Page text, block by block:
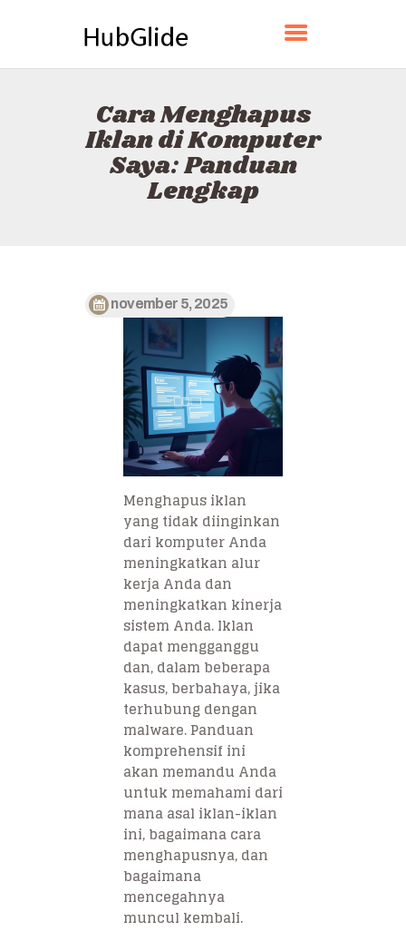
Cara Menghapus
Iklan di Komputer
Saya: Panduan
Lengkap
HUBGLIDE
BERANDA
TENTANG
KONTAK
KEBIJAKAN
november 5, 2025
Menghapus iklan
yang tidak diinginkan
dari komputer Anda
meningkatkan alur
kerja Anda dan
meningkatkan kinerja
sistem Anda. Iklan
dapat mengganggu
dan, dalam beberapa
kasus, berbahaya, jika
terhubung dengan
malware. Panduan
komprehensif ini
akan memandu Anda
untuk memahami dari
mana asal iklan-iklan
ini, bagaimana cara
menghapusnya, dan
bagaimana
mencegahnya
muncul kembali.